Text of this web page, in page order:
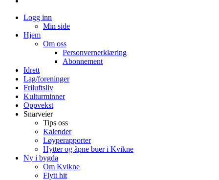
Logg inn
Min side
Hjem
Om oss
Personvernerklæring
Abonnement
Idrett
Lag/foreninger
Friluftsliv
Kulturminner
Oppvekst
Snarveier
Tips oss
Kalender
Løyperapporter
Hytter og åpne buer i Kvikne
Ny i bygda
Om Kvikne
Flytt hit